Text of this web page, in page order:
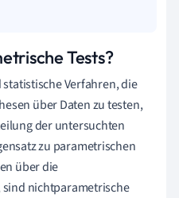
Tests?
Verfahren, die
über Daten zu testen,
der untersuchten
zu parametrischen
über die
nichtparametrische